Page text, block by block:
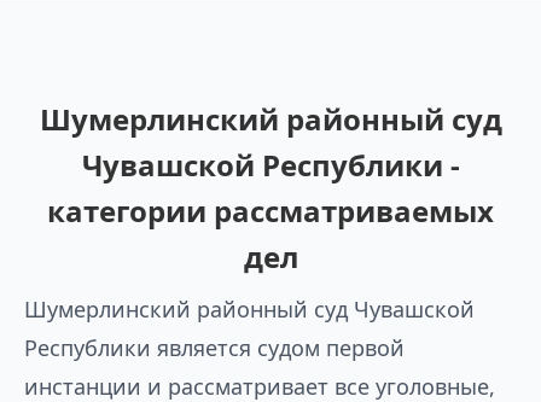
Шумерлинский районный суд
Чувашской Республики -
категории рассматриваемых
дел
Шумерлинский районный суд Чувашской
Республики является судом первой
инстанции и рассматривает все уголовные,